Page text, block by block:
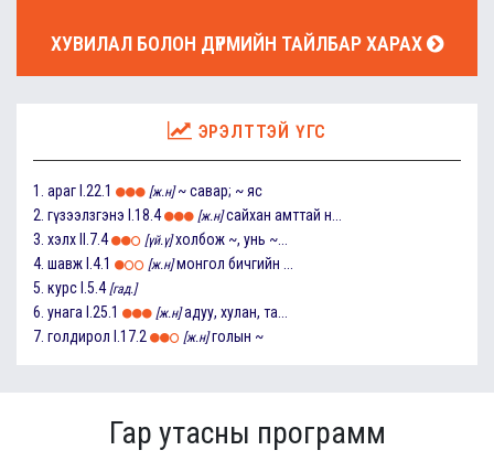
ХУВИЛАЛ БОЛОН ДҮРМИЙН ТАЙЛБАР ХАРАХ
ЭРЭЛТТЭЙ ҮГС
1. араг I.22.1 [ж.н] ~ савар; ~ яс
2. гүзээлзгэнэ I.18.4 [ж.н] сайхан амттай н...
3. хэлх II.7.4 [үй.ү] холбож ~, унь ~...
4. шавж I.4.1 [ж.н] монгол бичгийн ...
5. курс I.5.4 [гад.]
6. унага I.25.1 [ж.н] адуу, хулан, та...
7. голдирол I.17.2 [ж.н] голын ~
Гар утасны программ